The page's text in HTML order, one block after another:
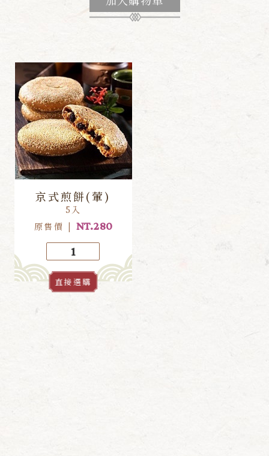
京式煎餅(葷)
5入
原售價 | NT.280
直接選購